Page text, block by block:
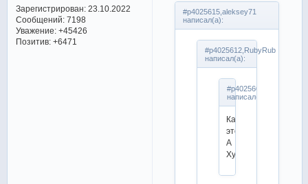
Зарегистрирован: 23.10.2022
Сообщений:7198
Уважение: +45426
Позитив: +6471
#p4025615,aleksey71
написал(а):
#p4025612,RubyRub
написал(а):
#p4025609,aleksey71
написал(а):
Как
это?
А
Худайбердиева?